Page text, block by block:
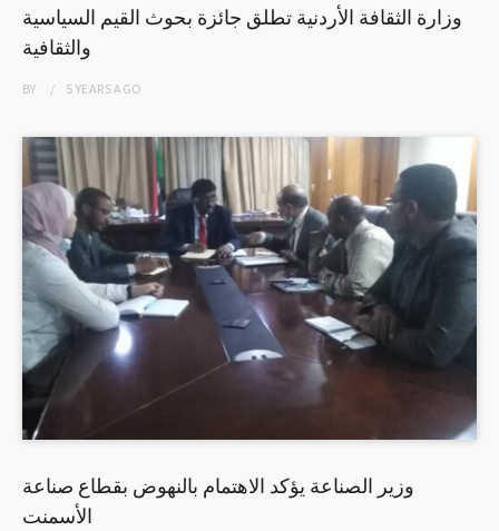
وزارة الثقافة الأردنية تطلق جائزة بحوث القيم السياسية
والثقافية
BY 5 YEARSAGO
وزير الصناعة يؤكد الاهتمام بالنهوض بقطاع صناعة
الأسمنت